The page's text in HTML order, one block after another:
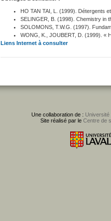
HO TAN TAI, L. (1999). Détergents
SELINGER, B. (1998). Chemistry in
SOLOMONS, T.W.G. (1997).
WONG, K., JOUBERT, D. (1999). «
Liens Internet à consulter
Une collaboration de : Université
Site réalisé par le Centre de